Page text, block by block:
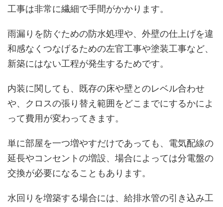
工事は非常に繊細で手間がかかります。
雨漏りを防ぐための防水処理や、外壁の仕上げを違
和感なくつなげるための左官工事や塗装工事など、
新築にはない工程が発生するためです。
内装に関しても、既存の床や壁とのレベル合わせ
や、クロスの張り替え範囲をどこまでにするかによ
って費用が変わってきます。
単に部屋を一つ増やすだけであっても、電気配線の
延長やコンセントの増設、場合によっては分電盤の
交換が必要になることもあります。
水回りを増築する場合には、給排水管の引き込み工